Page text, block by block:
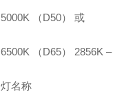
5000K （D50） 或
6500K （D65） 2856K –
灯名称